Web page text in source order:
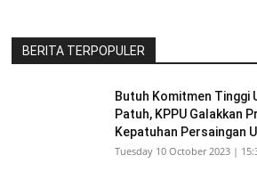
BERITA TERPOPULER
Butuh Komitmen Tinggi
Patuh, KPPU Galakkan
Kepatuhan Persaingan
Tuesday 10 October 2023 |